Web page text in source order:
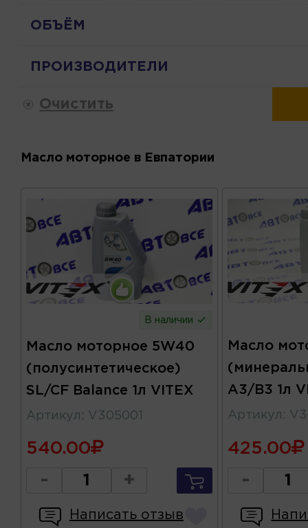
ОБЪЁМ
ПРОИЗВОДИТЕЛИ
Очистить
Масло моторное в Евпатории
В наличии
Масло моторное 5W40
(полусинтетическое)
SL/CF Balance 1л VITEX
Артикул : V305001
540.00
- +
Написать отзыв
Масло
A3/B3 1л
Артикул :
425.00
-